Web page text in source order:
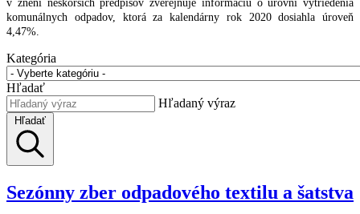
v znení neskorších predpisov zverejňuje informáciu o úrovni vytriedenia
komunálnych odpadov, ktorá za kalendárny rok 2020 dosiahla úroveň
4,47%.
Kategória
Hľadať
Hľadaný výraz
Hľadať
Sezónny zber odpadového textilu a šatstva